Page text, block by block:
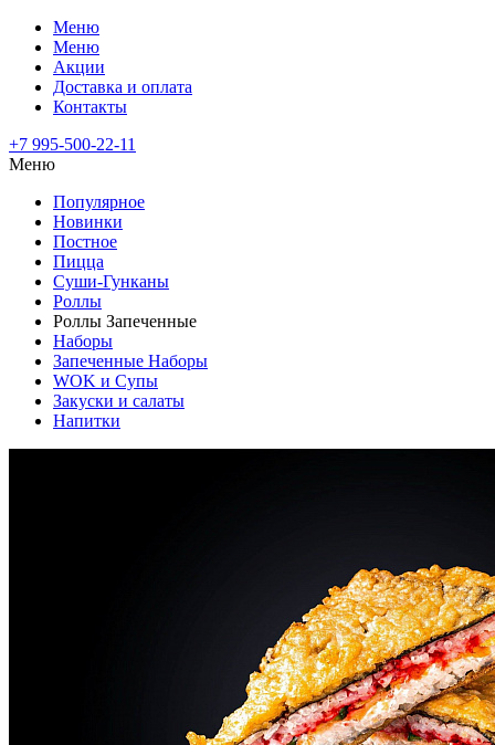
Меню
Меню
Акции
Доставка и оплата
Контакты
+7 995-500-22-11
Меню
Популярное
Новинки
Постное
Пицца
Суши-Гунканы
Роллы
Роллы Запеченные
Наборы
Запеченные Наборы
WOK и Супы
Закуски и салаты
Напитки